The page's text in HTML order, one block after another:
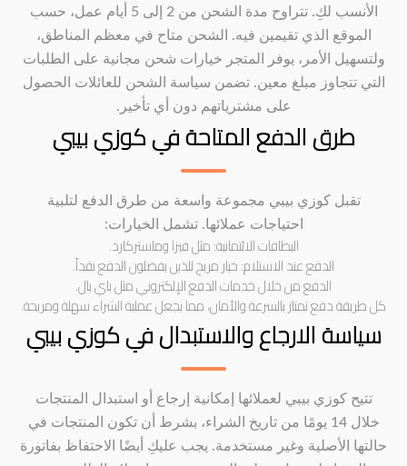
الأنسب لكِ. تتراوح مدة الشحن من 2 إلى 5 أيام عمل، حسب
الموقع الذي تقيمين فيه. الشحن متاح في معظم المناطق،
ولتسهيل الأمر، يوفر المتجر خيارات شحن مجانية على الطلبات
التي تتجاوز مبلغ معين. تضمن سياسة الشحن للعائلات الحصول
على مشترياتهم دون أي تأخير.
طرق الدفع المتاحة في كوزي بيبي
تقبل كوزي بيبي مجموعة واسعة من طرق الدفع لتلبية
احتياجات عملائها. تشمل الخيارات:
البطاقات الائتمانية: مثل فيزا وماستركارد.
الدفع عند الاستلام: خيار مريح للذين يفضلون الدفع نقداً.
الدفع من خلال خدمات الدفع الإلكتروني مثل باي بال.
كل طريقة دفع تمتاز بالسرعة والأمان، مما يجعل عملية الشراء سهلة ومريحة.
سياسة الارجاع والاستبدال في كوزي بيبي
تتيح كوزي بيبي لعملائها إمكانية إرجاع أو استبدال المنتجات
خلال 14 يومًا من تاريخ الشراء، بشرط أن تكون المنتجات في
حالتها الأصلية وغير مستخدمة. يجب عليكِ أيضًا الاحتفاظ بفاتورة